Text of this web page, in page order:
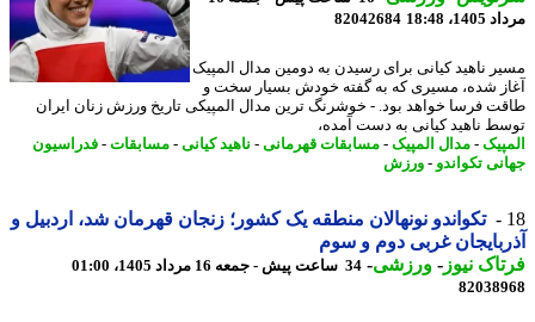
18:48
82042684
ناهید کیانی برای رسیدن به دومین مدال المپیک
شده، مسیری که به گفته خودش بسیار سخت و
فرسا خواهد بود. - خوشرنگ ترین مدال المپیکی تاریخ ورزش زنان ایران
ناهید کیانی به دست آمده،
-مدال المپیک-مسابقات قهرمانی-ناهید کیانی-مسابقات-فدراسیون
تکواندو-ورزش
تکواندو نونهالان منطقه یک کشور؛ زنجان قهرمان شد، اردبیل و
غربی دوم و سوم
نیوز-ورزشی-34 ساعت پیش - جمعه 16 مرداد 1405، 01:00